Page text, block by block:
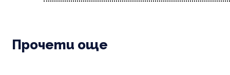
Прочети още